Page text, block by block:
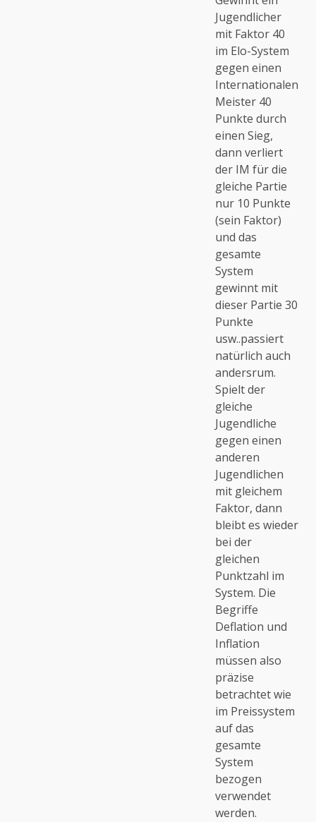
Jugendlicher
mit Faktor 40
im Elo-System
gegen einen
Internationalen
Meister 40
Punkte durch
einen Sieg,
dann verliert
der IM für die
gleiche Partie
nur 10 Punkte
(sein Faktor)
und das
gesamte
System
gewinnt mit
dieser Partie 30
Punkte
usw..passiert
natürlich auch
andersrum.
Spielt der
gleiche
Jugendliche
gegen einen
anderen
Jugendlichen
mit gleichem
Faktor, dann
bleibt es wieder
bei der
gleichen
Punktzahl im
System. Die
Begriffe
Deflation und
Inflation
müssen also
präzise
betrachtet wie
im Preissystem
auf das
gesamte
System
bezogen
verwendet
werden.